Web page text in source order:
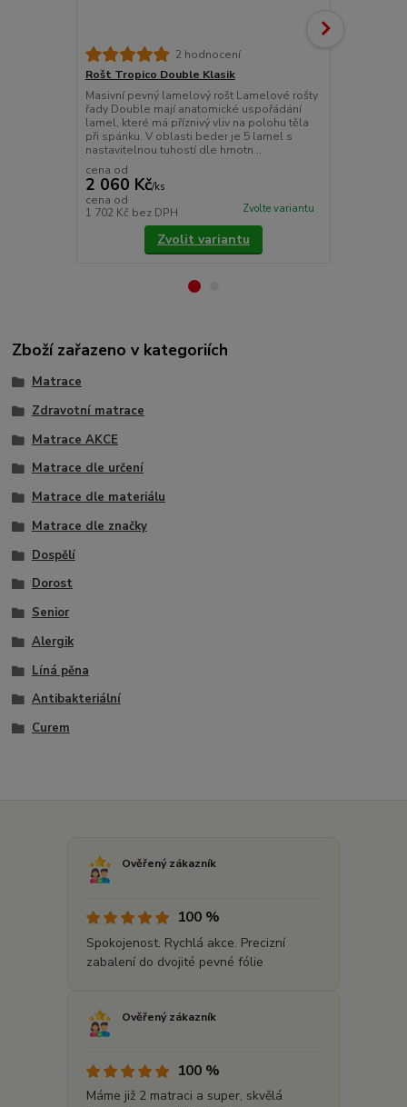
2 hodnocení
Rošt Tropico Double Klasik
Masivní pevný lamelový rošt Lamelové rošty
řady Double mají anatomické uspořádání
lamel, které má příznivý vliv na polohu těla
při spánku. V oblasti beder je 5 lamel s
nastavitelnou tuhostí dle hmotn...
cena od
2 060 Kč/ks
cena od
1 702 Kč bez DPH Zvolte variantu
Zvolit variantu
Zboží zařazeno v kategoriích
Matrace
Zdravotní matrace
Matrace AKCE
Matrace dle určení
Matrace dle materiálu
Matrace dle značky
Dospělí
Dorost
Senior
Alergik
Líná pěna
Antibakteriální
Curem
Ověřený zákazník
100 %
Spokojenost. Rychlá akce. Precizní
zabalení do dvojité pevné fólie
Ověřený zákazník
100 %
Máme již 2 matraci a super, skvělá